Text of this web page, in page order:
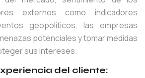
externos como indicadores
geopolíticos, las empresas
potenciales y tomar medidas
sus intereses.
del cliente: